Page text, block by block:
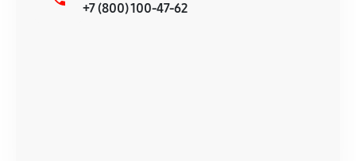
+7 (800) 100-47-62